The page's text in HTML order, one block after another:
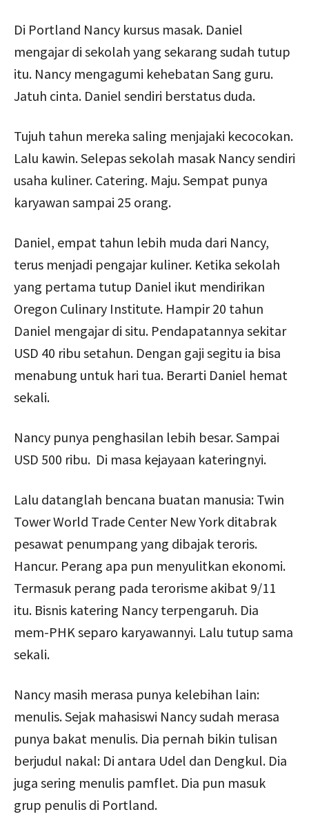
Di Portland Nancy kursus masak. Daniel
mengajar di sekolah yang sekarang sudah tutup
itu. Nancy mengagumi kehebatan Sang guru.
Jatuh cinta. Daniel sendiri berstatus duda.
Tujuh tahun mereka saling menjajaki kecocokan.
Lalu kawin. Selepas sekolah masak Nancy sendiri
usaha kuliner. Catering. Maju. Sempat punya
karyawan sampai 25 orang.
Daniel, empat tahun lebih muda dari Nancy,
terus menjadi pengajar kuliner. Ketika sekolah
yang pertama tutup Daniel ikut mendirikan
Oregon Culinary Institute. Hampir 20 tahun
Daniel mengajar di situ. Pendapatannya sekitar
USD 40 ribu setahun. Dengan gaji segitu ia bisa
menabung untuk hari tua. Berarti Daniel hemat
sekali.
Nancy punya penghasilan lebih besar. Sampai
USD 500 ribu. Di masa kejayaan kateringnyi.
Lalu datanglah bencana buatan manusia: Twin
Tower World Trade Center New York ditabrak
pesawat penumpang yang dibajak teroris.
Hancur. Perang apa pun menyulitkan ekonomi.
Termasuk perang pada terorisme akibat 9/11
itu. Bisnis katering Nancy terpengaruh. Dia
mem-PHK separo karyawannyi. Lalu tutup sama
sekali.
Nancy masih merasa punya kelebihan lain:
menulis. Sejak mahasiswi Nancy sudah merasa
punya bakat menulis. Dia pernah bikin tulisan
berjudul nakal: Di antara Udel dan Dengkul. Dia
juga sering menulis pamflet. Dia pun masuk
grup penulis di Portland.